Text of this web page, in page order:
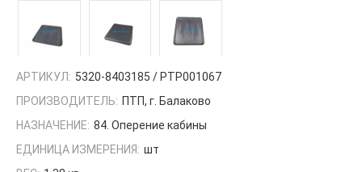
АРТИКУЛ: 5320-8403185 / РТР001067
ПРОИЗВОДИТЕЛЬ: ПТП, г. Балаково
НАЗНАЧЕНИЕ: 84. Оперение кабины
ЕДИНИЦА ИЗМЕРЕНИЯ: шт